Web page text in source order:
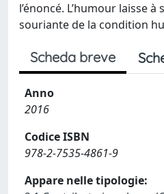
l’énoncé. L’humour laisse
souriante de la condition
Scheda breve
Anno
2016
Codice ISBN
978-2-7535-4861-9
Appare nelle tipologie: